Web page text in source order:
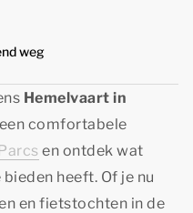
weg
Hemelvaart in
comfortabele
en ontdek wat
heeft. Of je nu
en fietstochten in de